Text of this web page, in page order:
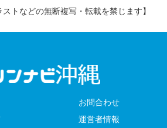
ストなどの無断複写・転載を禁じます】
お問合わせ
運営者情報